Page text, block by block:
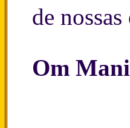
de
Om